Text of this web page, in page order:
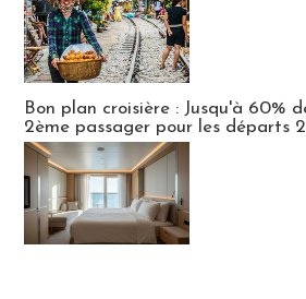
Bon plan croisière : Jusqu'à 60%
2ème passager pour les départs